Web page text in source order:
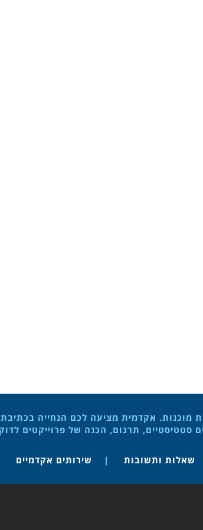
מוכנות. אקדמית מציעה לכם הנחייה
סטטיסטיים, תרגום, הכנה של פרוייקטים
שאלות ותשובות שירותים אקדמיים